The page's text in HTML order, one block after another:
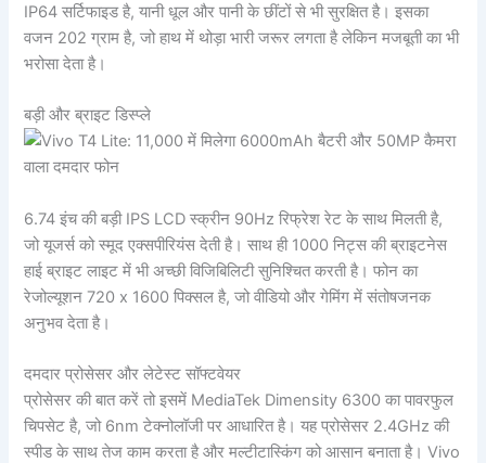
IP64 सर्टिफाइड है, यानी धूल और पानी के छींटों से भी सुरक्षित है। इसका
वजन 202 ग्राम है, जो हाथ में थोड़ा भारी जरूर लगता है लेकिन मजबूती का भी
भरोसा देता है।
बड़ी और ब्राइट डिस्प्ले
6.74 इंच की बड़ी IPS LCD स्क्रीन 90Hz रिफ्रेश रेट के साथ मिलती है,
जो यूजर्स को स्मूद एक्सपीरियंस देती है। साथ ही 1000 निट्स की ब्राइटनेस
हाई ब्राइट लाइट में भी अच्छी विजिबिलिटी सुनिश्चित करती है। फोन का
रेजोल्यूशन 720 x 1600 पिक्सल है, जो वीडियो और गेमिंग में संतोषजनक
अनुभव देता है।
दमदार प्रोसेसर और लेटेस्ट सॉफ्टवेयर
प्रोसेसर की बात करें तो इसमें MediaTek Dimensity 6300 का पावरफुल
चिपसेट है, जो 6nm टेक्नोलॉजी पर आधारित है। यह प्रोसेसर 2.4GHz की
स्पीड के साथ तेज काम करता है और मल्टीटास्किंग को आसान बनाता है। Vivo